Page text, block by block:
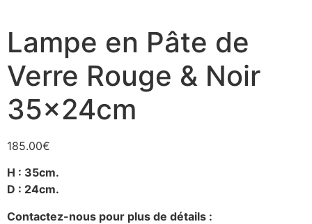
Lampe en Pâte de
Verre Rouge & Noir
35x24cm
185.00€
H : 35cm.
D : 24cm.
Contactez-nous pour plus de détails :